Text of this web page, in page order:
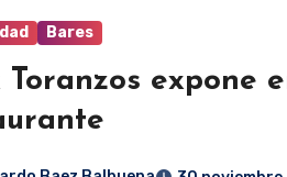
Bares
Toranzos expone